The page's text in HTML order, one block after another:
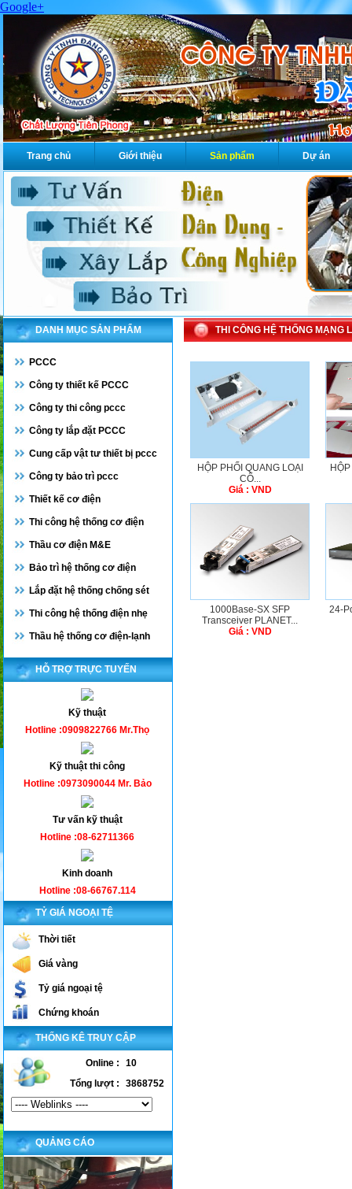
Google+
Trang chủ Giới thiệu Sản phẩm Dự án
DANH MỤC SẢN PHẨM
PCCC
Công ty thiết kế PCCC
Công ty thi công pccc
Công ty lắp đặt PCCC
Cung cấp vật tư thiết bị pccc
Công ty bảo trì pccc
Thiết kế cơ điện
Thi công hệ thống cơ điện
Thầu cơ điện M&E
Bảo trì hệ thống cơ điện
Lắp đặt hệ thống chống sét
Thi công hệ thống điện nhẹ
Thầu hệ thống cơ điện-lạnh
HỖ TRỢ TRỰC TUYẾN
Kỹ thuật
Hotline :0909822766 Mr.Thọ
Kỹ thuật thi công
Hotline :0973090044 Mr. Bảo
Tư vấn kỹ thuật
Hotline :08-62711366
Kinh doanh
Hotline :08-66767.114
TỶ GIÁ NGOẠI TỆ
Thời tiết
Giá vàng
Tỷ giá ngoại tệ
Chứng khoán
THỐNG KÊ TRUY CẬP
Online :
10
Tổng lượt :
3868752
QUẢNG CÁO
THI CÔNG HỆ THỐNG MẠNG
HỘP PHỐI QUANG LOẠI
CỐ...
Giá : VND
1000Base-SX SFP
Transceiver PLANET...
Giá : VND
24-